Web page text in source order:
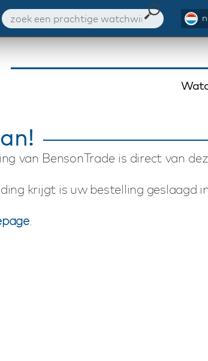
van BensonTrade is direct van
krijgt is uw bestelling geslaagd
.